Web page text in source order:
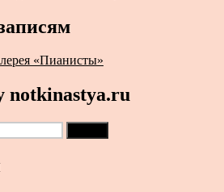
«Пианисты»
notkinastya.ru